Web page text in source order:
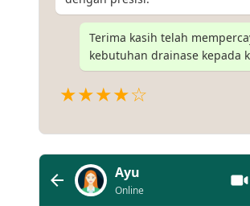
Terima kasih telah
kebutuhan drainase kepada
★★★★☆
Ayu
Online